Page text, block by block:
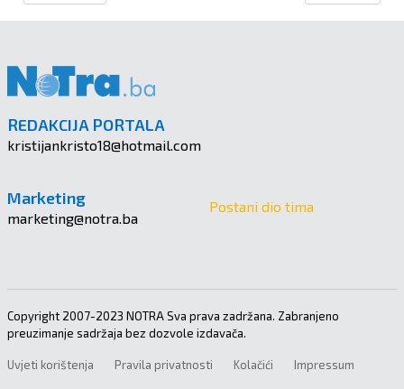
REDAKCIJA PORTALA
kristijankristo18@hotmail.com
Marketing
marketing@notra.ba
Postani dio tima
Copyright 2007-2023 NOTRA Sva prava zadržana. Zabranjeno
preuzimanje sadržaja bez dozvole izdavača.
Uvjeti korištenja Pravila privatnosti Kolačići Impressum